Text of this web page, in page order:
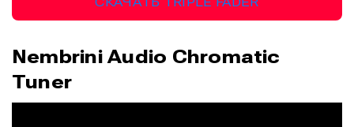
Nembrini Audio Chromatic
Tuner